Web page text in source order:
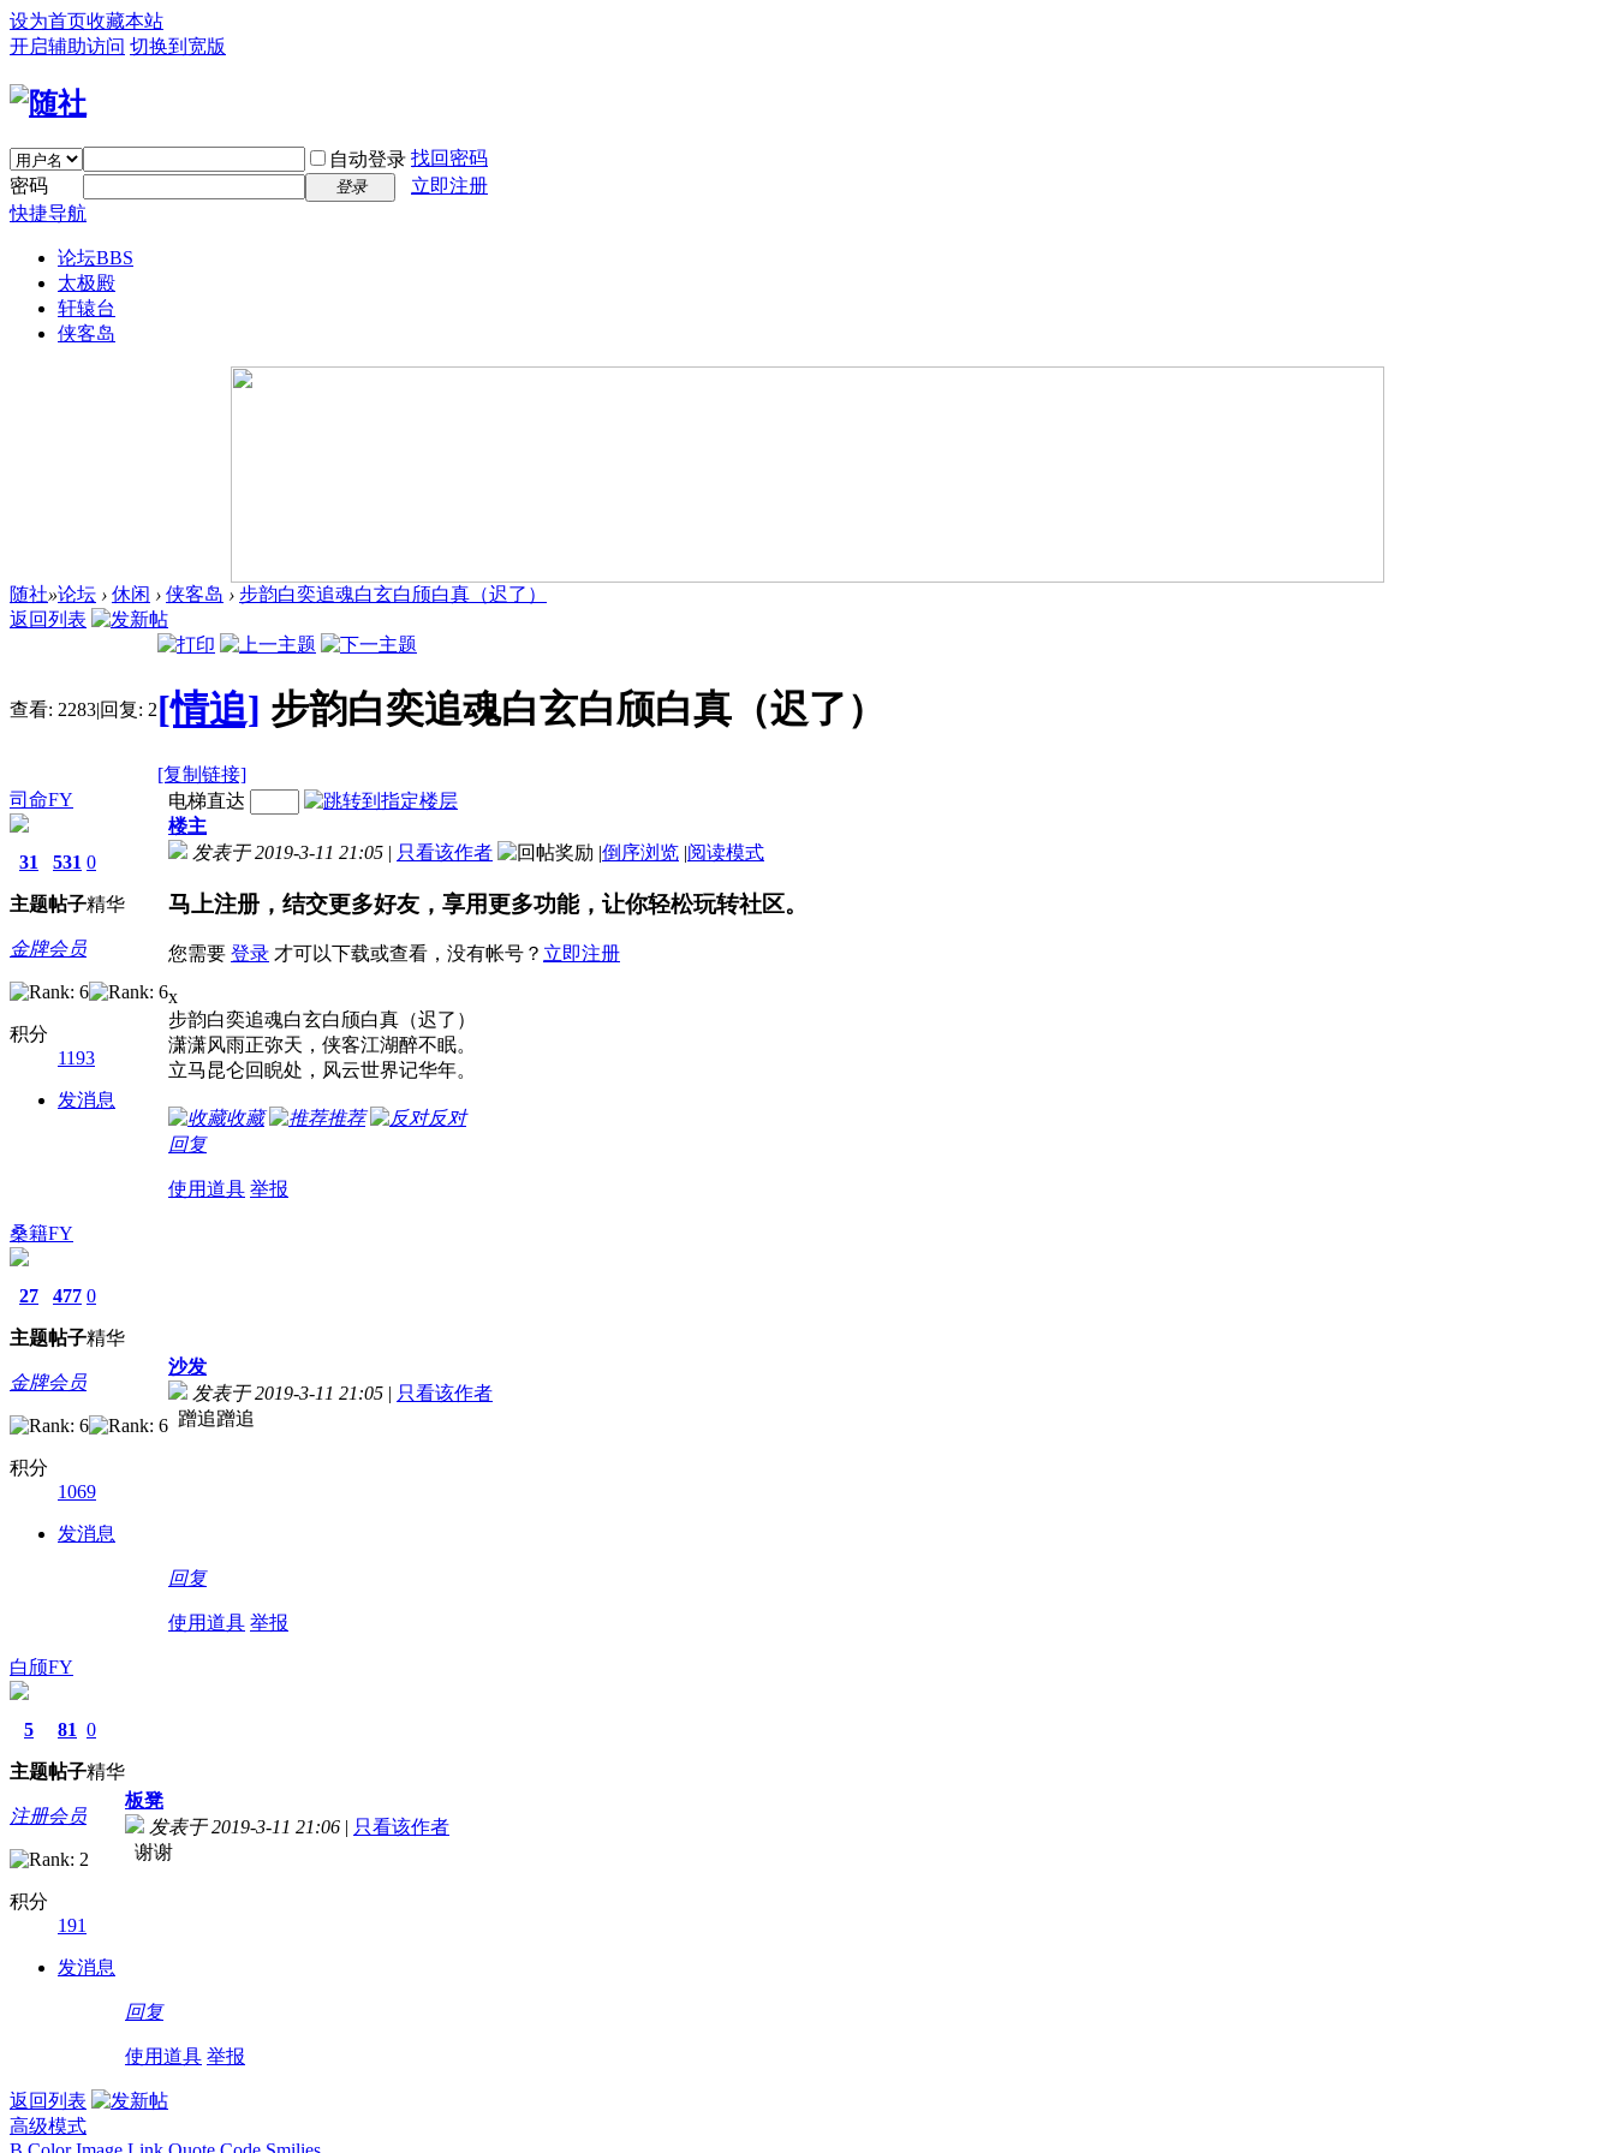
设为首页收藏本站
开启辅助访问 切换到宽版
自动登录 找回密码
密码
登录
立即注册
快捷导航
论坛BBS
太极殿
轩辕台
侠客岛
随社»论坛 › 休闲 › 侠客岛 › 步韵白奕追魂白玄白颀白真（迟了）
返回列表
查看: 2283|回复: 2[情追] 步韵白奕追魂白玄白颀白真（迟了）
[复制链接]
司命FY
31
主题
531
帖子
0
精华
金牌会员
积分
1193
发消息
电梯直达
楼主
发表于 2019-3-11 21:05 | 只看该作者 |倒序浏览 |阅读模式
马上注册，结交更多好友，享用更多功能，让你轻松玩转社区。
您需要 登录 才可以下载或查看，没有帐号？ 立即注册
x
步韵白奕追魂白玄白颀白真（迟了）
潇潇风雨正弥天，侠客江湖醉不眠。
立马昆仑回睨处，风云世界记华年。
收藏 推荐
反对
回复
使用道具 举报
桑籍FY
27
主题
477
帖子
0
精华
金牌会员
积分
1069
发消息
沙发
发表于 2019-3-11 21:05 | 只看该作者
蹭追蹭追
回复
使用道具 举报
白颀FY
5
主题
81
帖子
0
精华
注册会员
积分
191
发消息
板凳
发表于 2019-3-11 21:06 | 只看该作者
谢谢
回复
使用道具 举报
返回列表
高级模式